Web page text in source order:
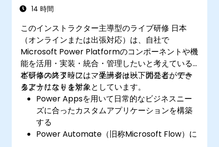
14 時間
このインストラクター主導型のライブ研修 日本
（オンラインまたは出張対応）は、自社で
Microsoft Power Platformのコンポーネントや機
能を活用・実装・統合・管理したいと考えている
ビジネススタッフ、マネージャー、開発者、デー
タアナリストを対象としています。
本研修の終了時には、受講者は以下のことができ
るようになります：
Power Appsを用いて日常的なビジネスニー
ズに合ったカスタムアプリケーションを構築
する
Power Automate（旧称Microsoft Flow）に